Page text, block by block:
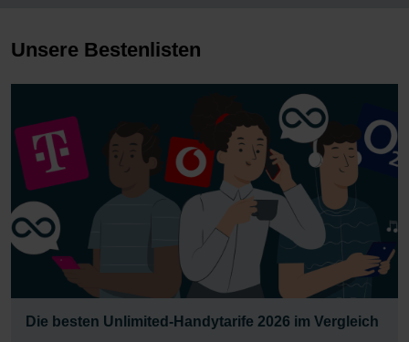
Unsere Bestenlisten
Die besten Unlimited-Handytarife 2026 im Vergleich